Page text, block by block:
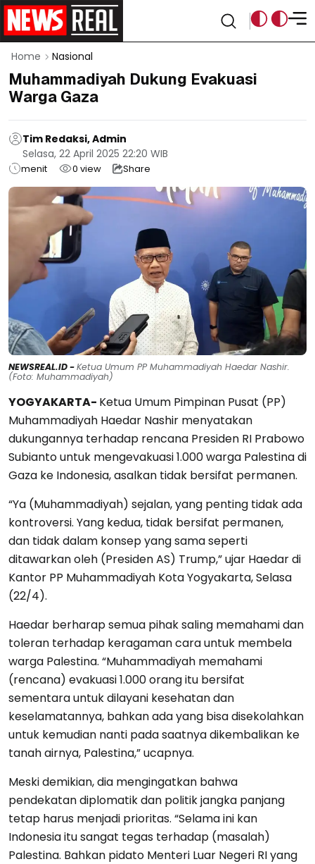
Home Nasional
Muhammadiyah Dukung Evakuasi
Warga Gaza
Tim Redaksi, Admin
Selasa, 22 April 2025 22:20 WIB
menit 0 view Share
NEWSREAL.ID -Ketua Umum PP Muhammadiyah Haedar Nashir.
(Foto: Muhammadiyah)
YOGYAKARTA- Ketua Umum Pimpinan Pusat (PP)
Muhammadiyah Haedar Nashir menyatakan
dukungannya terhadap rencana Presiden RI Prabowo
Subianto untuk mengevakuasi 1.000 warga Palestina di
Gaza ke Indonesia, asalkan tidak bersifat permanen.
“Ya (Muhammadiyah) sejalan, yang penting tidak ada
kontroversi. Yang kedua, tidak bersifat permanen,
dan tidak dalam konsep yang sama seperti
ditawarkan oleh (Presiden AS) Trump,” ujar Haedar di
Kantor PP Muhammadiyah Kota Yogyakarta, Selasa
(22/4).
Haedar berharap semua pihak saling memahami dan
toleran terhadap keragaman cara untuk membela
warga Palestina. “Muhammadiyah memahami
(rencana) evakuasi 1.000 orang itu bersifat
sementara untuk dilayani kesehatan dan
keselamatannya, bahkan ada yang bisa disekolahkan
untuk kemudian nanti pada saatnya dikembalikan ke
tanah airnya, Palestina,” ucapnya.
Meski demikian, dia mengingatkan bahwa
pendekatan diplomatik dan politik jangka panjang
tetap harus menjadi prioritas. “Selama ini kan
Indonesia itu sangat tegas terhadap (masalah)
Palestina. Bahkan pidato Menteri Luar Negeri RI yang